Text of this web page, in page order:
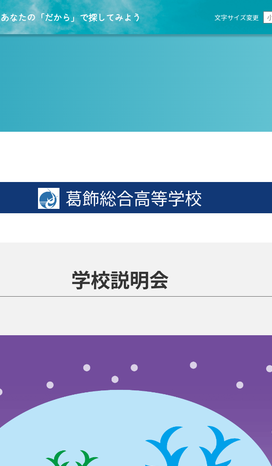
あなたの「だから」で探してみよう 文字サイズ変更
葛飾総合高等学校
学校説明会